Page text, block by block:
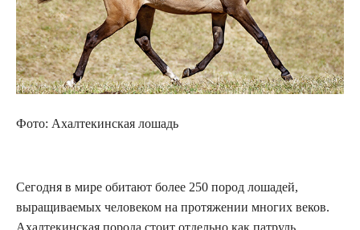
Фото: Ахалтекинская лошадь
Сегодня в мире обитают более 250 пород лошадей,
выращиваемых человеком на протяжении многих веков.
Ахалтекинская порода стоит отдельно как патруль